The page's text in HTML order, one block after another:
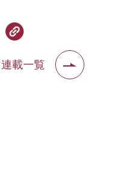
連載一覧